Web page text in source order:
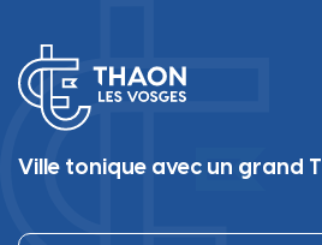
Ville tonique avec un grand T